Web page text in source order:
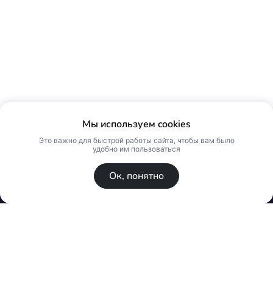
Мы используем cookies
Это важно для быстрой работы сайта, чтобы вам было
удобно им пользоваться
Ок, понятно